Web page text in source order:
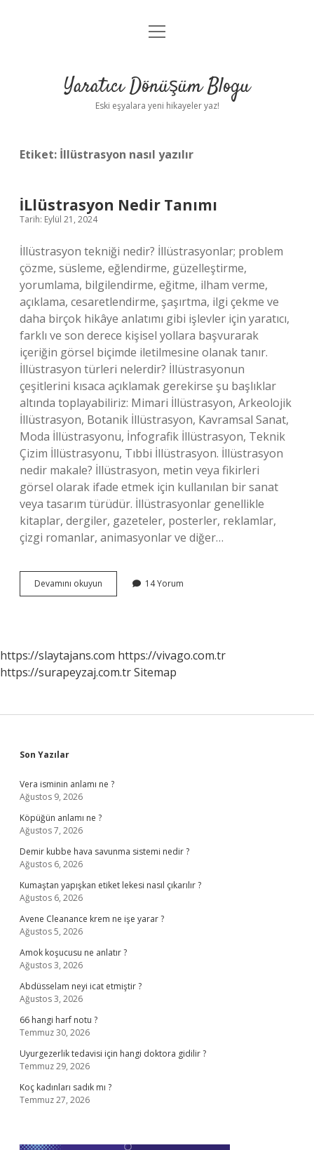
Anasayfa
Yasal Uyarı
menüyü
Yaratıcı Dönüşüm Blogu
Eski eşyalara yeni hikayeler yaz!
Etiket: İllüstrasyon nasıl yazılır
İLlüstrasyon Nedir Tanımı
Tarih: Eylül 21, 2024
İllüstrasyon tekniği nedir? İllüstrasyonlar; problem
çözme, süsleme, eğlendirme, güzelleştirme,
yorumlama, bilgilendirme, eğitme, ilham verme,
açıklama, cesaretlendirme, şaşırtma, ilgi çekme ve
daha birçok hikâye anlatımı gibi işlevler için yaratıcı,
farklı ve son derece kişisel yollara başvurarak
içeriğin görsel biçimde iletilmesine olanak tanır.
İllüstrasyon türleri nelerdir? İllüstrasyonun
çeşitlerini kısaca açıklamak gerekirse şu başlıklar
altında toplayabiliriz: Mimari İllüstrasyon, Arkeolojik
İllüstrasyon, Botanik İllüstrasyon, Kavramsal Sanat,
Moda İllüstrasyonu, İnfografik İllüstrasyon, Teknik
Çizim İllüstrasyonu, Tıbbi İllüstrasyon. İllüstrasyon
nedir makale? İllüstrasyon, metin veya fikirleri
görsel olarak ifade etmek için kullanılan bir sanat
veya tasarım türüdür. İllüstrasyonlar genellikle
kitaplar, dergiler, gazeteler, posterler, reklamlar,
çizgi romanlar, animasyonlar ve diğer…
Devamını okuyun İLlüstrasyon
Nedir
14 Yorum
https://slaytajans.com https://vivago.com.tr
https://surapeyzaj.com.trSitemap
Sidebar
Son Yazılar
Vera isminin anlamı ne ?
Ağustos 9, 2026
Köpüğün anlamı ne ?
Ağustos 7, 2026
Demir kubbe hava savunma sistemi nedir ?
Ağustos 6, 2026
Kumaştan yapışkan etiket lekesi nasıl çıkarılır ?
Ağustos 6, 2026
Avene Cleanance krem ne işe yarar ?
Ağustos 5, 2026
Amok koşucusu ne anlatır ?
Ağustos 3, 2026
Abdüsselam neyi icat etmiştir ?
Ağustos 3, 2026
66 hangi harf notu ?
Temmuz 30, 2026
Uyurgezerlik tedavisi için hangi doktora gidilir ?
Temmuz 29, 2026
Koç kadınları sadık mı ?
Temmuz 27, 2026